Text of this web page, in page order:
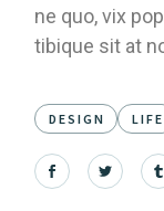
ne quo, vix
tibique sit at
DESIGN LIFE